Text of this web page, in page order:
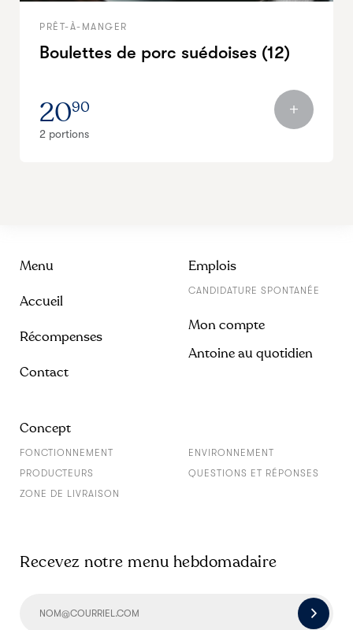
PRÊT-À-MANGER
Boulettes de porc suédoises (12)
2090
2 portions
Menu
Accueil
Récompenses
Contact
Emplois
CANDIDATURE SPONTANÉE
Mon compte
Antoine au quotidien
Concept
FONCTIONNEMENT
ENVIRONNEMENT
PRODUCTEURS
QUESTIONS ET RÉPONSES
ZONE DE LIVRAISON
Recevez notre menu hebdomadaire